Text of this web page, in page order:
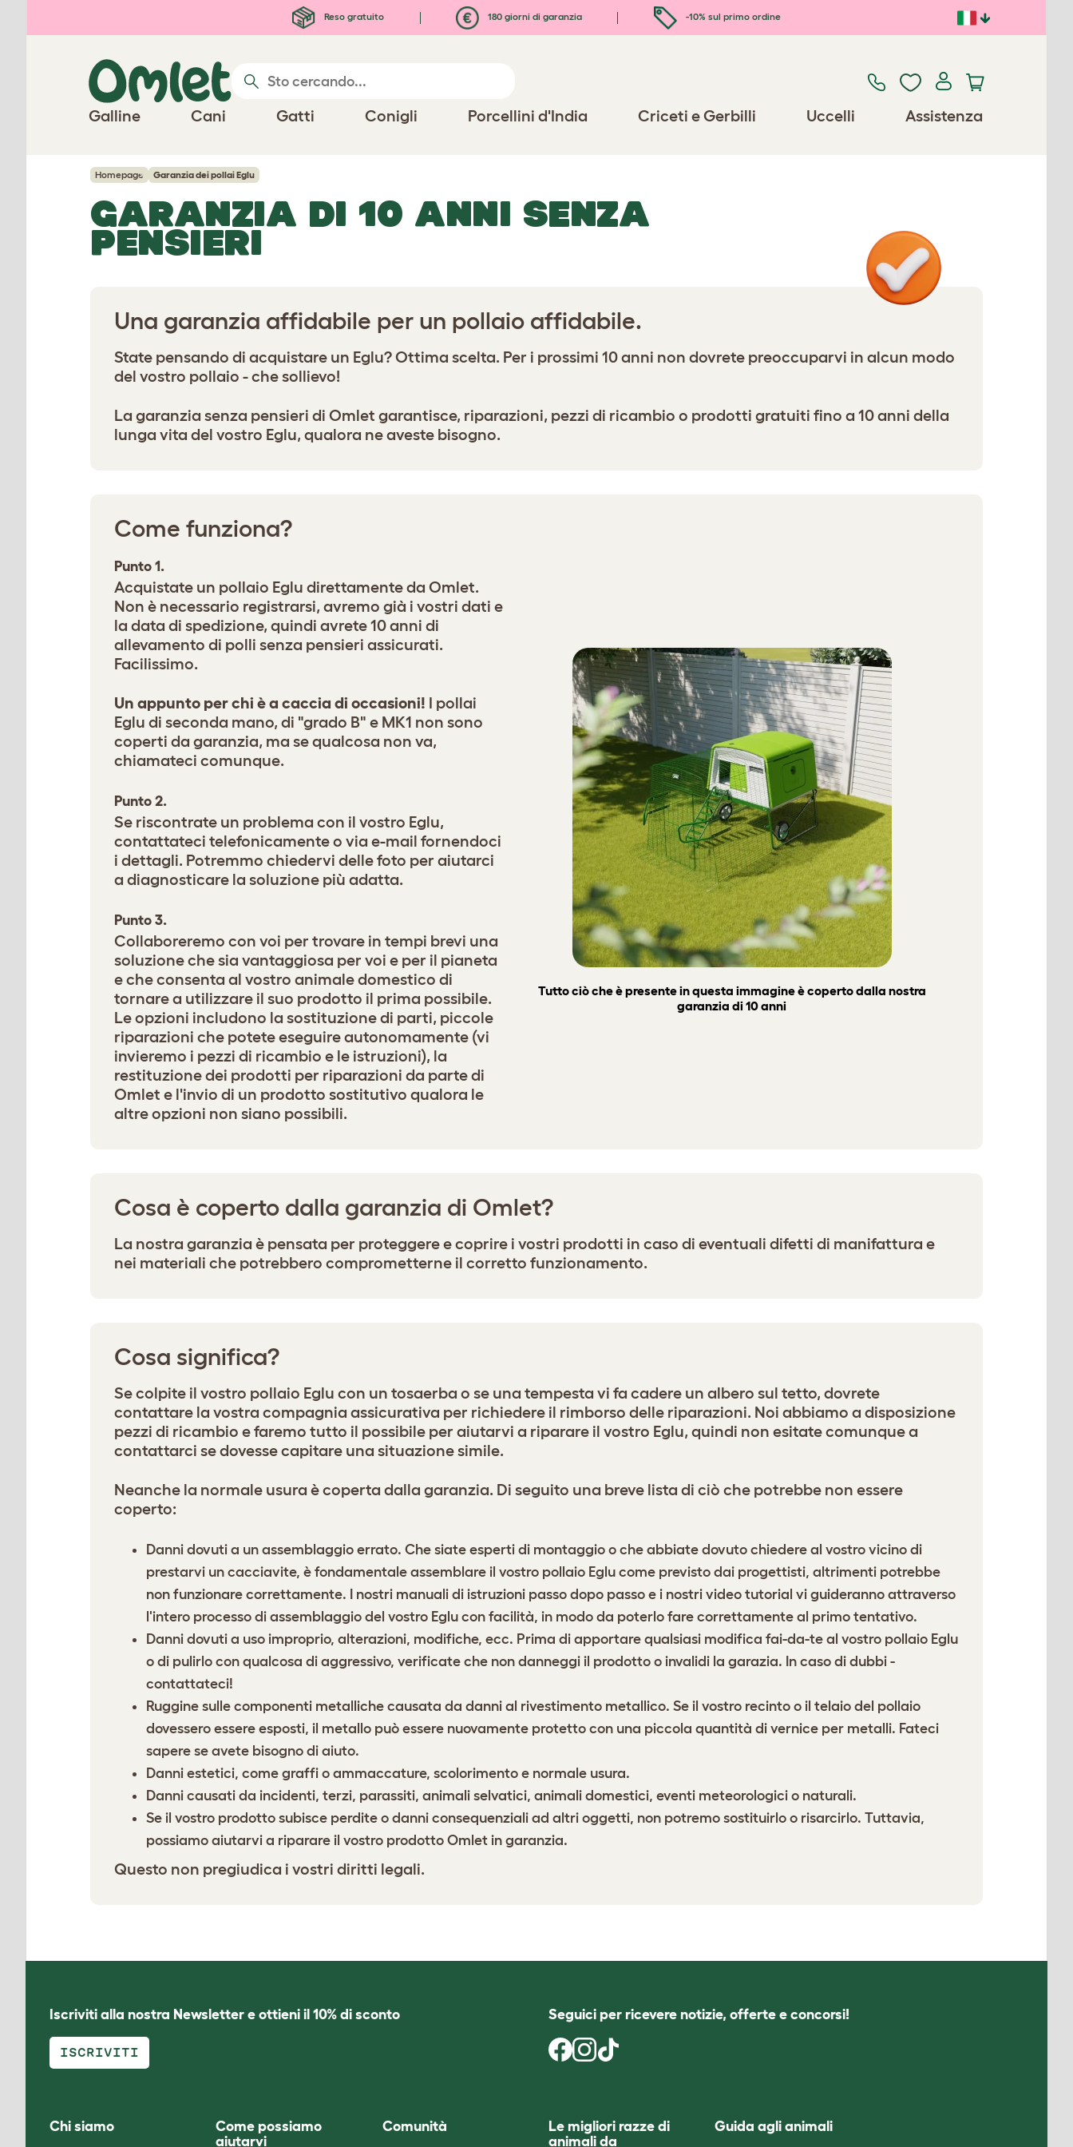
Reso gratuito 180 giorni di garanzia -10% sul primo ordine
Galline Cani Gatti Conigli Porcellini d'India Criceti e Gerbilli Uccelli Assistenza
Homepage Garanzia dei pollai Eglu
GARANZIA DI 10 ANNI SENZA
PENSIERI
Una garanzia affidabile per un pollaio affidabile.
State pensando di acquistare un Eglu? Ottima scelta. Per i prossimi 10 anni non dovrete preoccuparvi in alcun modo
del vostro pollaio - che sollievo!
La garanzia senza pensieri di Omlet garantisce, riparazioni, pezzi di ricambio o prodotti gratuiti fino a 10 anni della
lunga vita del vostro Eglu, qualora ne aveste bisogno.
Come funziona?
Punto 1.
Acquistate un pollaio Eglu direttamente da Omlet.
Non è necessario registrarsi, avremo già i vostri dati e
la data di spedizione, quindi avrete 10 anni di
allevamento di polli senza pensieri assicurati.
Facilissimo.
Un appunto per chi è a caccia di occasioni! I pollai
Eglu di seconda mano, di "grado B" e MK1 non sono
coperti da garanzia, ma se qualcosa non va,
chiamateci comunque.
Punto 2.
Se riscontrate un problema con il vostro Eglu,
contattateci telefonicamente o via e-mail fornendoci
i dettagli. Potremmo chiedervi delle foto per aiutarci
a diagnosticare la soluzione più adatta.
Punto 3.
Collaboreremo con voi per trovare in tempi brevi una
soluzione che sia vantaggiosa per voi e per il pianeta
e che consenta al vostro animale domestico di
tornare a utilizzare il suo prodotto il prima possibile.
Le opzioni includono la sostituzione di parti, piccole
riparazioni che potete eseguire autonomamente (vi
invieremo i pezzi di ricambio e le istruzioni), la
restituzione dei prodotti per riparazioni da parte di
Omlet e l'invio di un prodotto sostitutivo qualora le
altre opzioni non siano possibili.
Tutto ciò che è presente in questa immagine è coperto dalla nostra
garanzia di 10 anni
Cosa è coperto dalla garanzia di Omlet?
La nostra garanzia è pensata per proteggere e coprire i vostri prodotti in caso di eventuali difetti di manifattura e
nei materiali che potrebbero comprometterne il corretto funzionamento.
Cosa significa?
Se colpite il vostro pollaio Eglu con un tosaerba o se una tempesta vi fa cadere un albero sul tetto, dovrete
contattare la vostra compagnia assicurativa per richiedere il rimborso delle riparazioni. Noi abbiamo a disposizione
pezzi di ricambio e faremo tutto il possibile per aiutarvi a riparare il vostro Eglu, quindi non esitate comunque a
contattarci se dovesse capitare una situazione simile.
Neanche la normale usura è coperta dalla garanzia. Di seguito una breve lista di ciò che potrebbe non essere
coperto:
Danni dovuti a un assemblaggio errato. Che siate esperti di montaggio o che abbiate dovuto chiedere al vostro vicino di
prestarvi un cacciavite, è fondamentale assemblare il vostro pollaio Eglu come previsto dai progettisti, altrimenti potrebbe
non funzionare correttamente. I nostri manuali di istruzioni passo dopo passo e i nostri video tutorial vi guideranno attraverso
l'intero processo di assemblaggio del vostro Eglu con facilità, in modo da poterlo fare correttamente al primo tentativo.
Danni dovuti a uso improprio, alterazioni, modifiche, ecc. Prima di apportare qualsiasi modifica fai-da-te al vostro pollaio Eglu
o di pulirlo con qualcosa di aggressivo, verificate che non danneggi il prodotto o invalidi la garazia. In caso di dubbi -
contattateci!
Ruggine sulle componenti metalliche causata da danni al rivestimento metallico. Se il vostro recinto o il telaio del pollaio
dovessero essere esposti, il metallo può essere nuovamente protetto con una piccola quantità di vernice per metalli. Fateci
sapere se avete bisogno di aiuto.
Danni estetici, come graffi o ammaccature, scolorimento e normale usura.
Danni causati da incidenti, terzi, parassiti, animali selvatici, animali domestici, eventi meteorologici o naturali.
Se il vostro prodotto subisce perdite o danni consequenziali ad altri oggetti, non potremo sostituirlo o risarcirlo. Tuttavia,
possiamo aiutarvi a riparare il vostro prodotto Omlet in garanzia.
Questo non pregiudica i vostri diritti legali.
Iscriviti alla nostra Newsletter e ottieni il 10% di sconto
ISCRIVITI
Seguici per ricevere notizie, offerte e concorsi!
Chi siamo
Come possiamo
aiutarvi
Comunità
Le migliori razze di
animali da
Guida agli animali